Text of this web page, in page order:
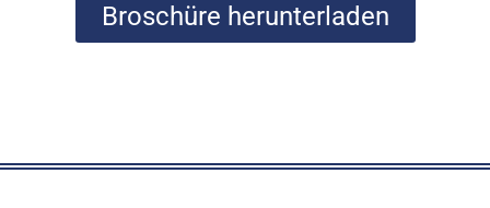
Broschüre herunterladen